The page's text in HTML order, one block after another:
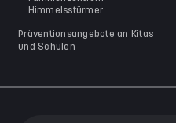
Himmelsstürmer
Präventionsangebote an Kitas
und Schulen